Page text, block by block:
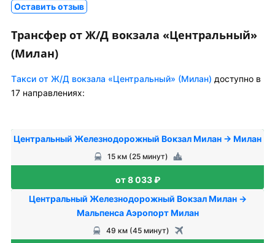
Оставить отзыв
Трансфер от Ж/Д вокзала «Центральный»
(Милан)
Tакси от Ж/Д вокзала «Центральный» (Милан) доступно в
17 направлениях:
Центральный Железнодорожный Вокзал Милан → Милан
15 км (25 минут)
от 8 033 ₽
Центральный Железнодорожный Вокзал Милан →
Мальпенса Аэропорт Милан
49 км (45 минут)